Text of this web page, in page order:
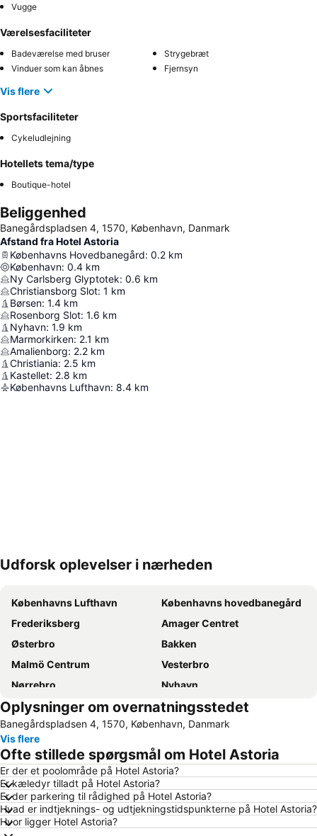
Vugge
Værelsesfaciliteter
Badeværelse med bruser
Strygebræt
Vinduer som kan åbnes
Fjernsyn
Vis flere
Sportsfaciliteter
Cykeludlejning
Hotellets tema/type
Boutique-hotel
Beliggenhed
Banegårdspladsen 4, 1570, København, Danmark
Afstand fra Hotel Astoria
Københavns Hovedbanegård: 0.2 km
København: 0.4 km
Ny Carlsberg Glyptotek: 0.6 km
Christiansborg Slot: 1 km
Børsen: 1.4 km
Rosenborg Slot: 1.6 km
Nyhavn: 1.9 km
Marmorkirken: 2.1 km
Amalienborg: 2.2 km
Christiania: 2.5 km
Kastellet: 2.8 km
Københavns Lufthavn: 8.4 km
Udvid kort
Udforsk oplevelser i nærheden
Københavns Lufthavn
Københavns hovedbanegård
Frederiksberg
Amager Centret
Østerbro
Bakken
Malmö Centrum
Vesterbro
Nørrebro
Nyhavn
Tivoli
Valbyparken
Ørestad
Parken Stadium
Rådhuspladsen
Fisketorvet
Bella Center
Kongens Nytorv
Marienlyst
Operaen
Christianshavn
Roskilde Festival
Nørreport station
Malmö Centralstation
Oplysninger om overnatningsstedet
Banegårdspladsen 4, 1570, København, Danmark
Vis flere
Ofte stillede spørgsmål om Hotel Astoria
Er der et poolområde på Hotel Astoria?
Er kæledyr tilladt på Hotel Astoria?
Er der parkering til rådighed på Hotel Astoria?
Hvad er indtjeknings- og udtjekningstidspunkterne på Hotel Astoria?
Hvor ligger Hotel Astoria?